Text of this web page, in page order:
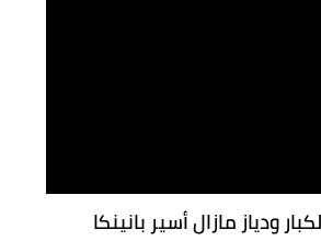
ودياز مازال أسير بانينكا